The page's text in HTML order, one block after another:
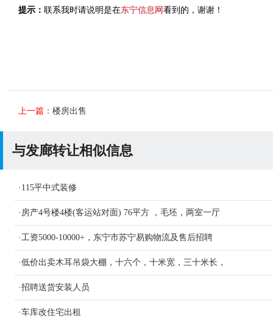
提示： 联系我时请说明是在东宁信息网 看到的，谢谢！
上一篇： 楼房出售
与发廊转让相似信息
· 115平中式装修
· 房产4号楼4楼(客运站对面) 76平方 ，毛坯，两室一厅
·工资5000-10000+，东宁市苏宁易购物流及售后招聘
·低价出卖木耳吊袋大棚，十六个，十米宽，三十米长，
·招聘送货安装人员
·车库改住宅出租